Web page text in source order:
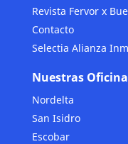
Revista Fervor x
Contacto
Selectia Alianza
Nuestras
Nordelta
San Isidro
Escobar